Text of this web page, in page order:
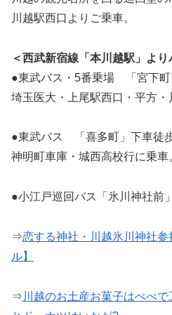
川越駅西口よりご乗車。
＜西武新宿線「本川越駅」より
●東武バス・5番乗場 「宮下町
埼玉医大・上尾駅西口・平方・
●東武バス 「喜多町」下車徒
神明町車庫・城西高校行に乗車
●小江戸巡回バス「氷川神社前
⇒恋する神社・川越氷川神社
ル】
⇒ 川越のお土産お菓子はぺぺ